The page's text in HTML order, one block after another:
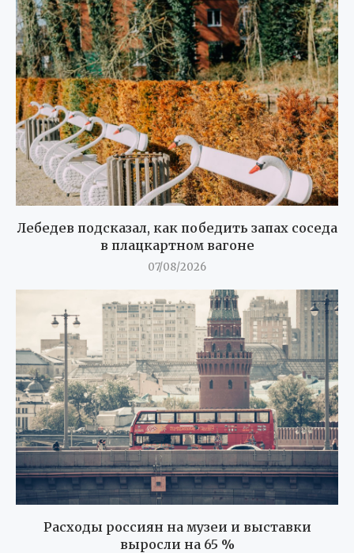
Лебедев подсказал, как победить запах соседа
в плацкартном вагоне
07/08/2026
Расходы россиян на музеи и выставки
выросли на 65 %